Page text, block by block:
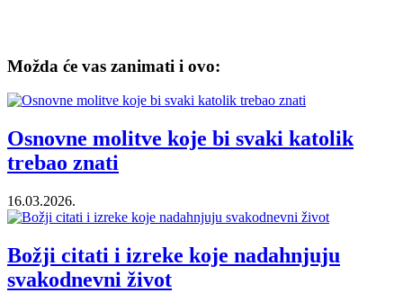
Možda će vas zanimati i ovo:
Osnovne molitve koje bi svaki katolik
trebao znati
16.03.2026.
Božji citati i izreke koje nadahnjuju
svakodnevni život